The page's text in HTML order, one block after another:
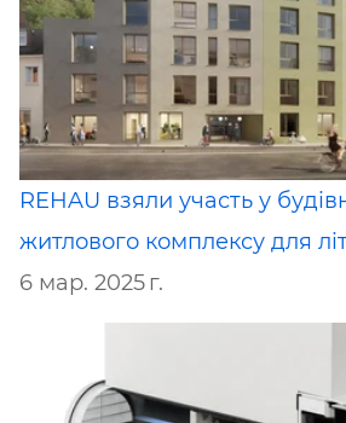
REHAU взяли участь у
житлового комплексу для
6 мар. 2025 г.